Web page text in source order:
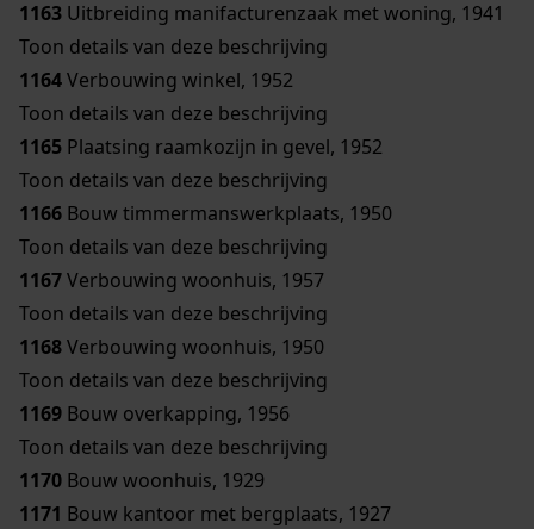
1163 Uitbreiding manifacturenzaak met woning, 1941
Toon details van deze beschrijving
1164Verbouwing winkel, 1952
Toon details van deze beschrijving
1165 Plaatsing raamkozijn in gevel, 1952
Toon details van deze beschrijving
1166 Bouw timmermanswerkplaats, 1950
Toon details van deze beschrijving
1167Verbouwing woonhuis, 1957
Toon details van deze beschrijving
1168Verbouwing woonhuis, 1950
Toon details van deze beschrijving
1169 Bouw overkapping, 1956
Toon details van deze beschrijving
1170 Bouw woonhuis, 1929
1171 Bouw kantoor met bergplaats, 1927